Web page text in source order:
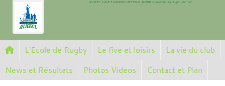
RUGBY CLUB FLANDRE LITTORAL NORD Dunkerque Saint-pol sur mer
L'Ecole de Rugby Le five et loisirs
La vie du club
News et Résultats
Photos Videos Contact et Plan
Panneau de gestion des cookies